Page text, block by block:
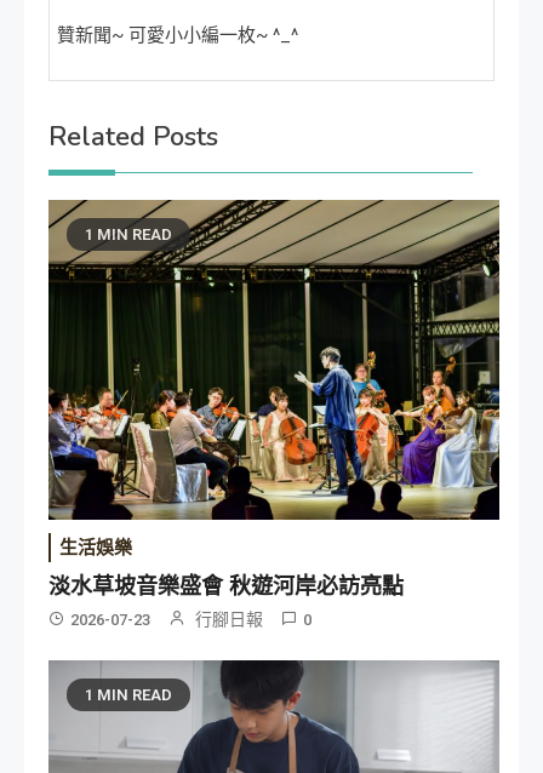
贊新聞~ 可愛小小編一枚~ ^_^
Related Posts
1 MIN READ
生活娛樂
淡水草坡音樂盛會 秋遊河岸必訪亮點
2026-07-23 行腳日報 0
1 MIN READ